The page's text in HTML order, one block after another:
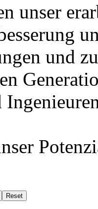
unser
und